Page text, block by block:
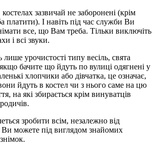
зазвичай не заборонені (крім
платити). І навіть під час служби Ви
все, що Вам треба. Тільки виключіть
і всі звуки.
урочистості типу весіль, свята
бачите що йдуть по вулиці одягнені у
хлопчики або дівчатка, це означає,
йдуть в костел чи з нього саме на цю
на які збирається крім винуватців
зробити всім, незалежно від
Ви можете під виглядом знайомих